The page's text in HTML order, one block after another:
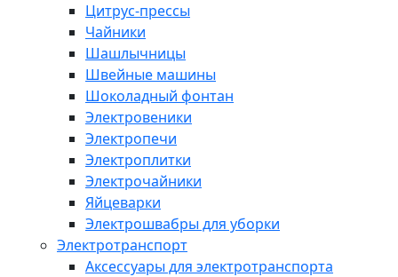
Цитрус-прессы
Чайники
Шашлычницы
Швейные машины
Шоколадный фонтан
Электровеники
Электропечи
Электроплитки
Электрочайники
Яйцеварки
Электрошвабры для уборки
Электротранспорт
Аксессуары для электротранспорта